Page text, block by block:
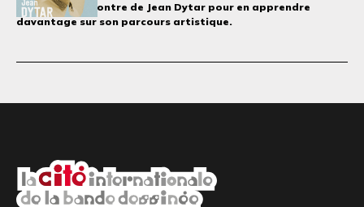
Venez à la rencontre de Jean Dytar pour en apprendre
davantage sur son parcours artistique.